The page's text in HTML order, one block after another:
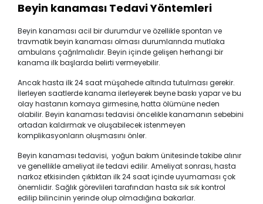
Beyin kanaması Tedavi Yöntemleri
Beyin kanaması acil bir durumdur ve özellikle spontan ve
travmatik beyin kanaması olması durumlarında mutlaka
ambulans çağrılmalıdır. Beyin içinde gelişen herhangi bir
kanama ilk başlarda belirti vermeyebilir.
Ancak hasta ilk 24 saat müşahede altında tutulması gerekir.
İlerleyen saatlerde kanama ilerleyerek beyne baskı yapar ve bu
olay hastanın komaya girmesine, hatta ölümüne neden
olabilir. Beyin kanaması tedavisi öncelikle kanamanın sebebini
ortadan kaldırmak ve oluşabilecek istenmeyen
komplikasyonların oluşmasını önler.
Beyin kanaması tedavisi, yoğun bakım ünitesinde takibe alınır
ve genellikle ameliyat ile tedavi edilir. Ameliyat sonrası, hasta
narkoz etkisinden çıktıktan ilk 24 saat içinde uyumaması çok
önemlidir. Sağlık görevlileri tarafından hasta sık sık kontrol
edilip bilincinin yerinde olup olmadığına bakarlar.